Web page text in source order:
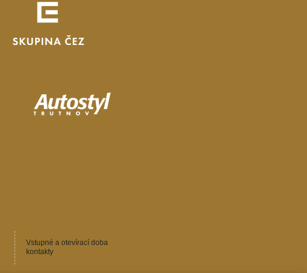
Vstupné a otevírací doba
kontakty